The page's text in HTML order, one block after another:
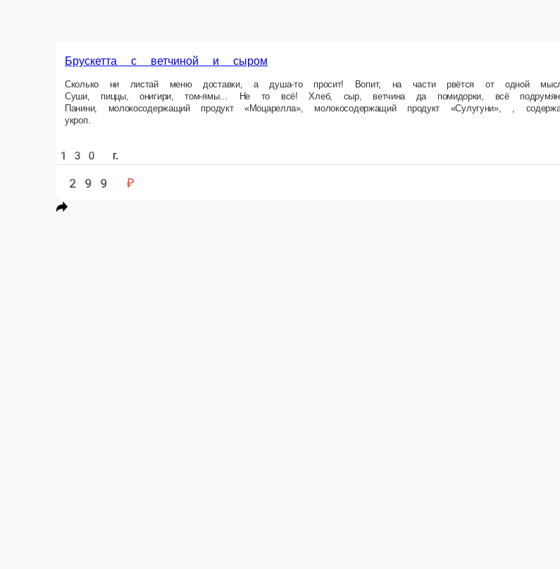
Брускетта с ветчиной и сыром
Сколько ни листай меню доставки, а душа-то просит! Вопит, на части рвётся от одной мысли про самую простую, самую незамысловатую
подрумянить и на стол. Вот — то самое. Состав Пшеничный хлеб Панини, молокосодержащий продукт «Моцарелла», молокосодержащий
130 г.
299 ₽